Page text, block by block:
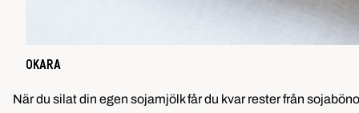
OKARA
När du silat din egen sojamjölk får du kvar rester från